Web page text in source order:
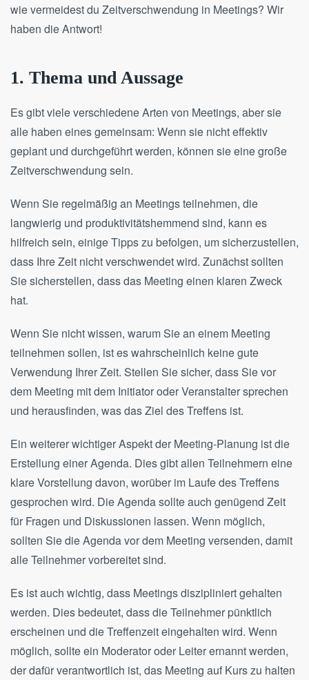
wie vermeidest du Zeitverschwendung in Meetings? Wir
haben die Antwort!
1. Thema und Aussage
Es gibt viele verschiedene Arten von Meetings, aber sie
alle haben eines gemeinsam: Wenn sie nicht effektiv
geplant und durchgeführt werden, können sie eine große
Zeitverschwendung sein.
Wenn Sie regelmäßig an Meetings teilnehmen, die
langwierig und produktivitätshemmend sind, kann es
hilfreich sein, einige Tipps zu befolgen, um sicherzustellen,
dass Ihre Zeit nicht verschwendet wird. Zunächst sollten
Sie sicherstellen, dass das Meeting einen klaren Zweck
hat.
Wenn Sie nicht wissen, warum Sie an einem Meeting
teilnehmen sollen, ist es wahrscheinlich keine gute
Verwendung Ihrer Zeit. Stellen Sie sicher, dass Sie vor
dem Meeting mit dem Initiator oder Veranstalter sprechen
und herausfinden, was das Ziel des Treffens ist.
Ein weiterer wichtiger Aspekt der Meeting-Planung ist die
Erstellung einer Agenda. Dies gibt allen Teilnehmern eine
klare Vorstellung davon, worüber im Laufe des Treffens
gesprochen wird. Die Agenda sollte auch genügend Zeit
für Fragen und Diskussionen lassen. Wenn möglich,
sollten Sie die Agenda vor dem Meeting versenden, damit
alle Teilnehmer vorbereitet sind.
Es ist auch wichtig, dass Meetings diszipliniert gehalten
werden. Dies bedeutet, dass die Teilnehmer pünktlich
erscheinen und die Treffenzeit eingehalten wird. Wenn
möglich, sollte ein Moderator oder Leiter ernannt werden,
der dafür verantwortlich ist, das Meeting auf Kurs zu halten